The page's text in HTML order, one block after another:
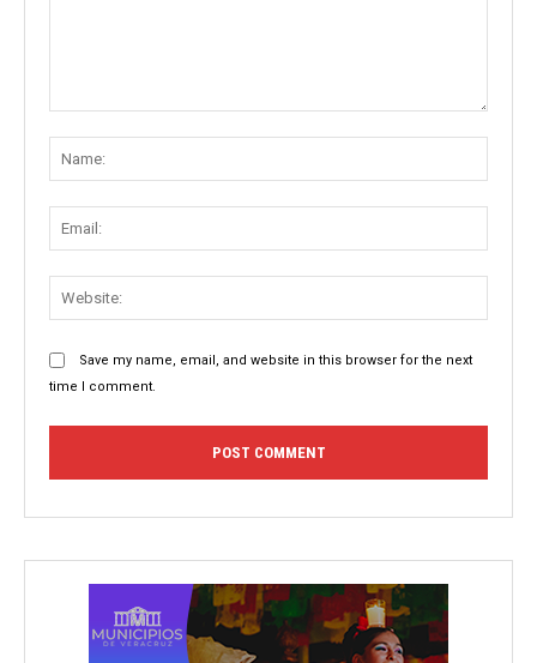
Save my name, email, and website in this browser for the next
time I comment.